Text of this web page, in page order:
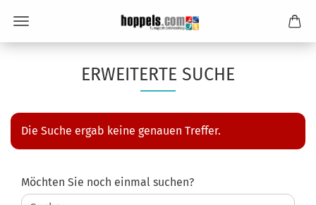
ERWEITERTE SUCHE
Die Suche ergab keine genauen Treffer.
MÖCHTEN
SIE
Möchten Sie noch einmal suchen?